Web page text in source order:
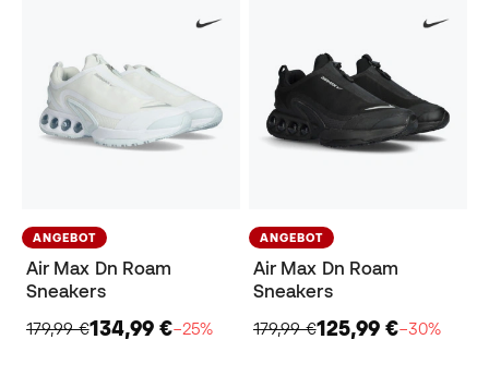
ANGEBOT
Air Max Dn Roam
Sneakers
179,99 €134,99 €−25%
ANGEBOT
Air Max Dn Roam
Sneakers
179,99 €125,99 €−30%